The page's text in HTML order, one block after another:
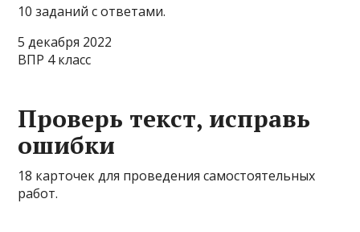
10 заданий с ответами.
5 декабря 2022
ВПР 4 класс
Проверь текст, исправь
ошибки
18 карточек для проведения самостоятельных
работ.